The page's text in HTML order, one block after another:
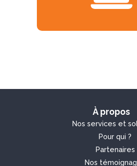
À propos
Nos services et
Pour qui ?
Partenaires
Nos